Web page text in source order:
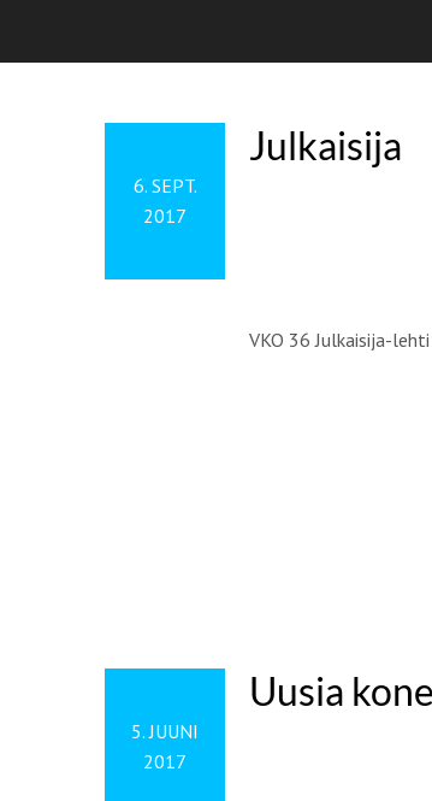
6. SEPT.
2017
Julkaisija
VKO 36 Julkaisija-
5. JUUNI
2017
Uusia